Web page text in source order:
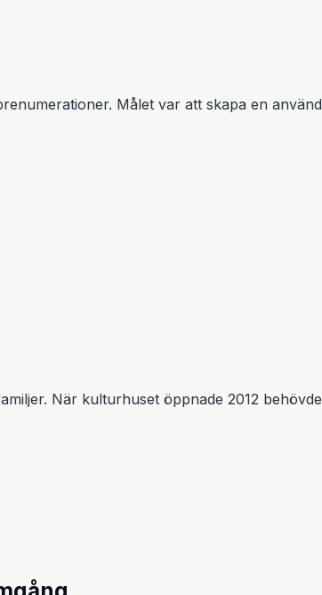
Målet var att skapa en
När kulturhuset öppnade 2012